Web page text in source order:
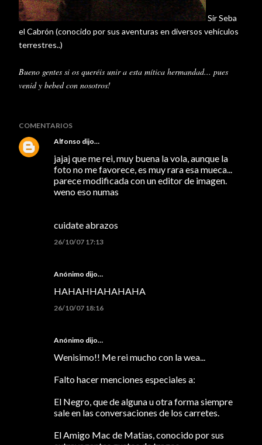
SirSeba
el Cabrón (conocido por sus aventuras en diversos vehículos
terrestres..)
Bueno gentes si os queréis unir a esta mítica hermandad... pues
venid y bebed con nosotros!
COMENTARIOS
Alfonso dijo…
jajaj que me rei, muy buena la vola, aunque la
foto no me favorece, es muy rara esa mueca...
parece modificada con un editor de imagen.
weno eso numas
cuidate abrazos
26/10/07 17:13
Anónimo dijo…
HAHAHHAHAHAHA
26/10/07 18:16
Anónimo dijo…
Wenisimo!! Me rei mucho con la wea...
Falto hacer menciones especiales a:
El Negro, que de alguna u otra forma siempre
sale en las conversaciones de los carretes.
El Amigo Mac de Matias, conocido por sus